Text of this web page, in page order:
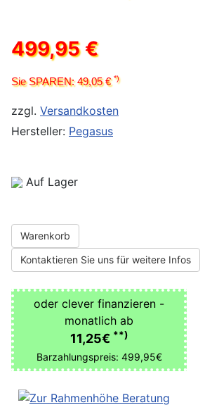
499,95 €
Sie SPAREN: 49,05 €*)
zzgl. Versandkosten
Hersteller: Pegasus
Auf Lager
Warenkorb
Kontaktieren Sie uns für weitere Infos
oder clever finanzieren -
monatlich ab
11,25€ **)
Barzahlungspreis: 499,95€